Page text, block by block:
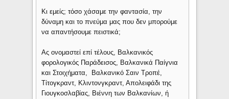
Κι εμείς; τόσο χάσαμε την φαντασία, την
δύναμη και το πνεύμα μας που δεν μπορούμε
να απαντήσουμε πειστικά;
Ας ονομαστεί επί τέλους, Βαλκανικός
φορολογικός Παράδεισος, Βαλκανικά Παίγνια
και Στοιχήματα, Βαλκανικό Σαιν Τροπέ,
Τίτογκραντ, Κλιντονγκραντ, Απολειφάδι της
Γιουγκοσλαβίας, Βιέννη των Βαλκανίων, ή